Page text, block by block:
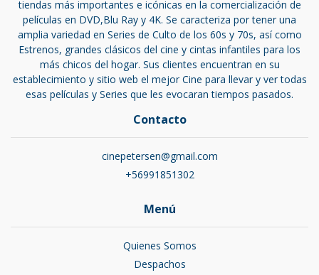
tiendas más importantes e icónicas en la comercialización de
películas en DVD,Blu Ray y 4K. Se caracteriza por tener una
amplia variedad en Series de Culto de los 60s y 70s, así como
Estrenos, grandes clásicos del cine y cintas infantiles para los
más chicos del hogar. Sus clientes encuentran en su
establecimiento y sitio web el mejor Cine para llevar y ver todas
esas películas y Series que les evocaran tiempos pasados.
Contacto
cinepetersen@gmail.com
+56991851302
Menú
Quienes Somos
Despachos